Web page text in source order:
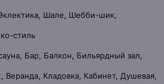
Шале, Шебби-шик,
стиль
Бар, Балкон, Бильярдный зал,
Веранда, Кладовка, Кабинет, Душевая,